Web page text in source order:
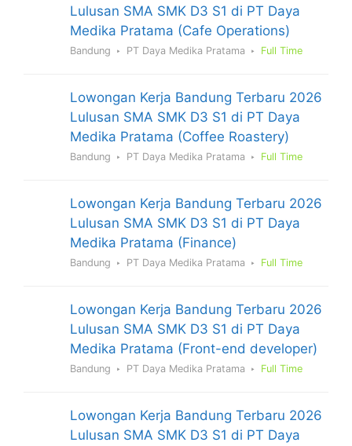
Lulusan SMA SMK D3 S1 di PT Daya
Medika Pratama (Cafe Operations)
Bandung PT Daya Medika Pratama Full Time
Lowongan Kerja Bandung Terbaru 2026
Lulusan SMA SMK D3 S1 di PT Daya
Medika Pratama (Coffee Roastery)
Bandung PT Daya Medika Pratama Full Time
Lowongan Kerja Bandung Terbaru 2026
Lulusan SMA SMK D3 S1 di PT Daya
Medika Pratama (Finance)
Bandung PT Daya Medika Pratama Full Time
Lowongan Kerja Bandung Terbaru 2026
Lulusan SMA SMK D3 S1 di PT Daya
Medika Pratama (Front-end developer)
Bandung PT Daya Medika Pratama Full Time
Lowongan Kerja Bandung Terbaru 2026
Lulusan SMA SMK D3 S1 di PT Daya